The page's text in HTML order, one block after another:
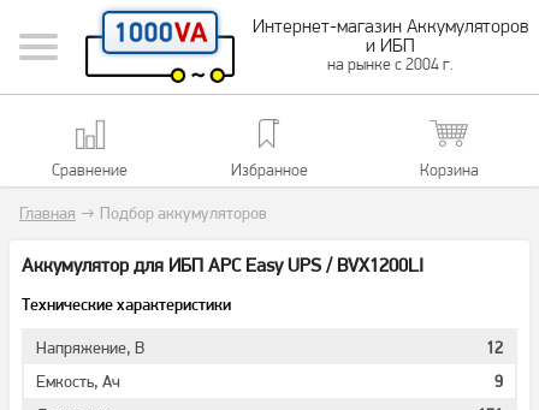
Интернет-магазин Аккумуляторов
и ИБП
на рынке с 2004 г.
Сравнение Избранное Корзина
Главная → Подбор аккумуляторов
Аккумулятор для ИБП APC Easy UPS / BVX1200LI
Технические характеристики
Напряжение, В
12
Емкость, Ач
9